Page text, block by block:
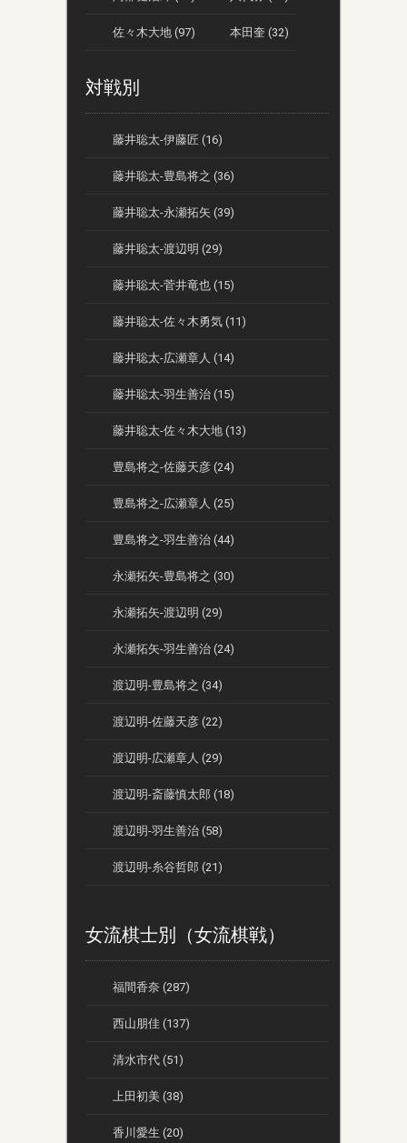
佐々木大地 (97) 本田奎 (32)
対戦別
藤井聡太-伊藤匠 (16)
藤井聡太-豊島将之 (36)
藤井聡太-永瀬拓矢 (39)
藤井聡太-渡辺明 (29)
藤井聡太-菅井竜也 (15)
藤井聡太-佐々木勇気 (11)
藤井聡太-広瀬章人 (14)
藤井聡太-羽生善治 (15)
藤井聡太-佐々木大地 (13)
豊島将之-佐藤天彦 (24)
豊島将之-広瀬章人 (25)
豊島将之-羽生善治 (44)
永瀬拓矢-豊島将之 (30)
永瀬拓矢-渡辺明 (29)
永瀬拓矢-羽生善治 (24)
渡辺明-豊島将之 (34)
渡辺明-佐藤天彦 (22)
渡辺明-広瀬章人 (29)
渡辺明-斎藤慎太郎 (18)
渡辺明-羽生善治 (58)
渡辺明-糸谷哲郎 (21)
女流棋士別（女流棋戦）
福間香奈 (287)
西山朋佳 (137)
清水市代 (51)
上田初美 (38)
香川愛生 (20)